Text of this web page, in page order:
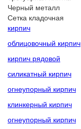
Черный металл
Сетка кладочная
кирпич
облицовочный кирпич
кирпич рядовой
силикатный кирпич
огнеупорный кирпич
клинкерный кирпич
огнеупорный кирпич